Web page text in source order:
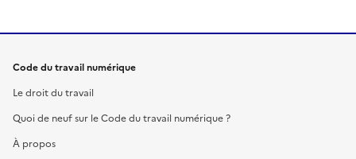
Code du travail numérique
Le droit du travail
Quoi de neuf sur le Code du travail numérique ?
À propos